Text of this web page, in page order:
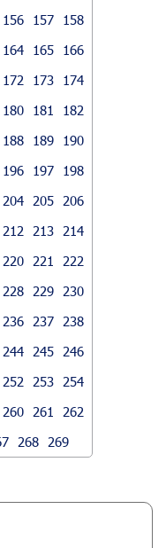
156 157
158
164 165
166
172 173
174
180 181
182
188 189
190
196 197
198
204 205
206
212 213
214
220 221
222
228 229
230
236 237
238
244 245
246
252 253
254
260 261
262
268 269